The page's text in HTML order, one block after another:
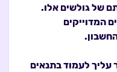
של גולשים אלו.
המדוייקים
לעמוד בתנאים